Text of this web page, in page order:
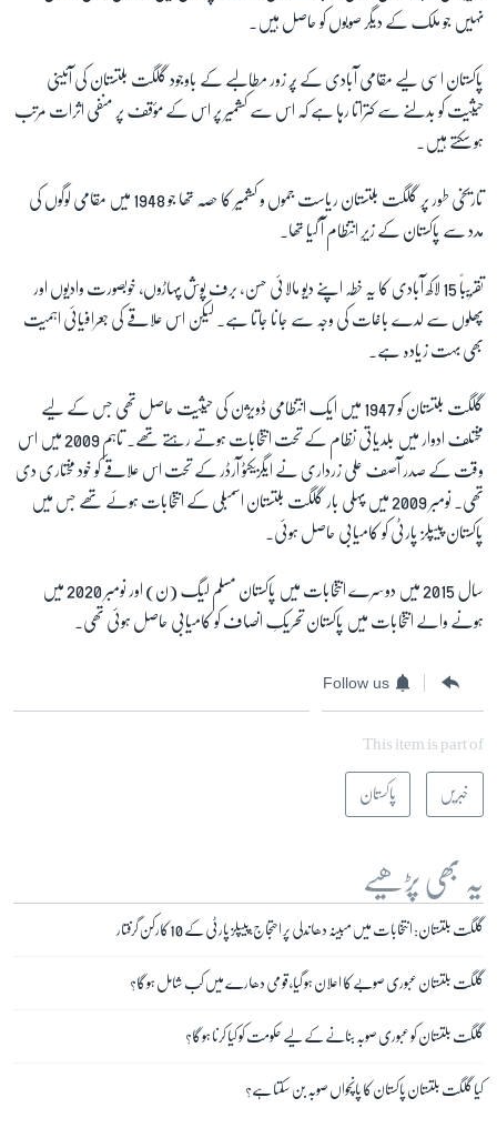
نہیں جو ملک کے دیگر صوبوں کو حاصل ہیں۔
پاکستان اسی لیے مقامی آبادی کے پُر زور مطالبے کے باوجود گلگت بلتستان کی آئینی
حیثیت کو بدلنے سے کتراتا رہا ہے کہ اس سے کشمیر پر اس کے مؤقف پر منفی اثرات مرتب
ہو سکتے ہیں۔
تاریخی طور پر گلگت بلتستان ریاست جموں و کشمیر کا حصہ تھا جو 1948 میں مقامی لوگوں کی
مدد سے پاکستان کے زیرِ انتظام آ گیا تھا۔
تقریباً 15 لاکھ آبادی کا یہ خطہ اپنے دیو مالائی حسن، برف پوش پہاڑوں، خوبصورت وادیوں اور
پھلوں سے لدے باغات کی وجہ سے جانا جاتا ہے۔ لیکن اس علاقے کی جعرافیائی اہمیت
بھی بہت زیادہ ہے۔
گلگت بلتستان کو 1947 میں ایک انتظامی ڈویژن کی حیثیت حاصل تھی جس کے لیے
مختلف ادوار میں بلدیاتی نظام کے تحت انتخابات ہوتے رہتے تھے۔ تاہم 2009 میں اس
وقت کے صدر آصف علی زرداری نے ایگزیکٹو آرڈر کے تحت اس علاقے کو خود مختاری دی
تھی۔ نومبر 2009 میں پہلی بار گلگت بلتستان اسمبلی کے انتخابات ہوئے تھے جس میں
پاکستان پیپلز پارٹی کو کامیابی حاصل ہوئی۔
سال 2015 میں دوسرے انتخابات میں پاکستان مسلم لیگ (ن) اور نومبر 2020 میں
ہونے والے انتخابات میں پاکستان تحریکِ انصاف کو کامیابی حاصل ہوئی تھی۔
Follow us
This item is part of
خبریں پاکستان
یہ بھی پڑھیے
گلگت بلتستان: انتخابات میں مبینہ دھاندلی پر احتجاج، پیپلز پارٹی کے 10 کارکن گرفتار
گلگت بلتستان عبوری صوبے کا اعلان ہو گیا، قومی دھارے میں کب شامل ہو گا؟
گلگت بلتستان کو عبوری صوبہ بنانے کے لیے حکومت کو کیا کرنا ہو گا؟
کیا گلگت بلتستان پاکستان کا پانچواں صوبہ بن سکتا ہے؟